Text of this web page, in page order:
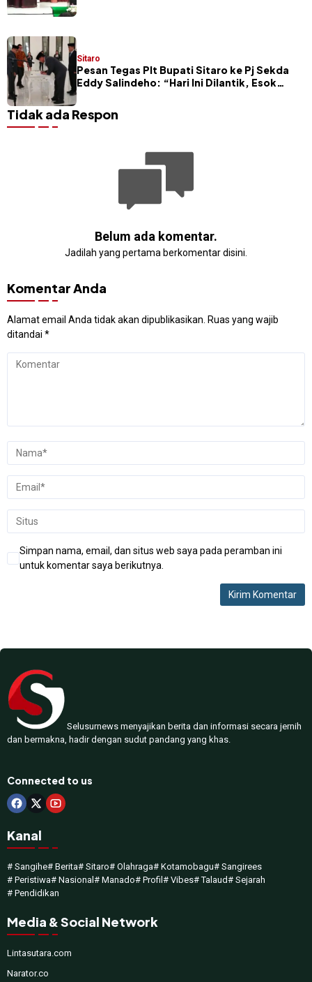
Sitaro
Pesan Tegas Plt Bupati Sitaro ke Pj Sekda
Eddy Salindeho: “Hari Ini Dilantik, Esok
Tidak ada Respon
Belum ada komentar.
Jadilah yang pertama berkomentar disini.
Komentar Anda
Alamat email Anda tidak akan dipublikasikan. Ruas yang wajib
ditandai *
Simpan nama, email, dan situs web saya pada peramban ini
untuk komentar saya berikutnya.
Selusurnews menyajikan berita dan informasi secara jernih
dan bermakna, hadir dengan sudut pandang yang khas.
Connected to us
Kanal
# Sangihe# Berita# Sitaro# Olahraga# Kotamobagu# Sangirees
# Peristiwa# Nasional# Manado# Profil# Vibes# Talaud# Sejarah
# Pendidikan
Media & Social Network
Lintasutara.com
Narator.co